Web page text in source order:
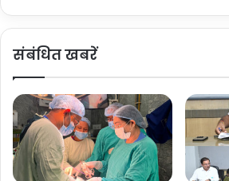
1
%
प्र
स
व
पू
दी
मि
का
’
वि
ष
संबंधित खबरें